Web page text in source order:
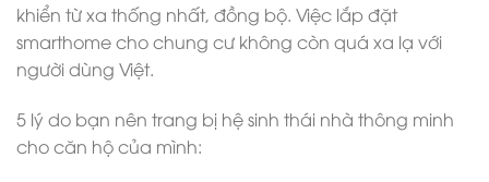
khiển từ xa thống nhất, đồng bộ. Việc lắp đặt
smarthome cho chung cư không còn quá xa lạ với
người dùng Việt.
5 lý do bạn nên trang bị hệ sinh thái nhà thông minh
cho căn hộ của mình: